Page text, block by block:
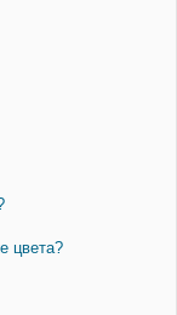
цвета?